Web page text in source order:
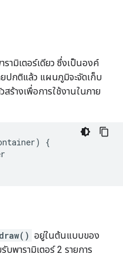
ามิเตอร์เดียว ซึ่งเป็นองค์
ปกติแล้ว แผนภูมิจะจัดเก็บ
ร้างเพื่อการใช้งานในภาย
)
{
draw() อยู่ในต้นแบบของ
บพารามิเตอร์ 2 รายการ